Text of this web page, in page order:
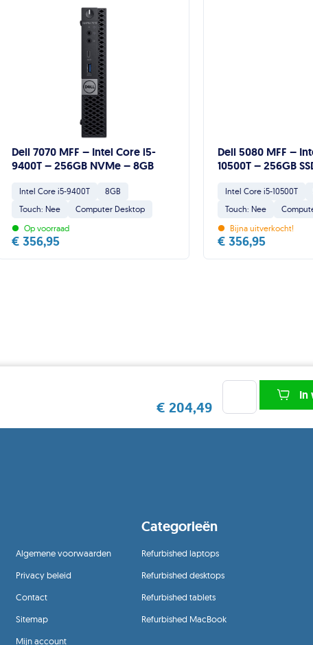
Dell 7070 MFF – Intel Core i5-
9400T – 256GB NVMe – 8GB
Intel Core i5-9400T
8GB
Touch: Nee
Computer Desktop
• Op voorraad
€ 356,95
Dell 5080 MFF –
10500T – 256GB
Intel Core i5-10500T
Touch: Nee
• Bijna uitverkocht!
€ 356,95
€ 204,49
In
Algemene voorwaarden
Privacy beleid
Contact
Sitemap
Mijn account
Categorieën
Refurbished laptops
Refurbished desktops
Refurbished tablets
Refurbished MacBook